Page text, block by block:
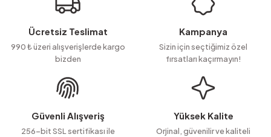
Ürün resmi kalitesiz, bozuk veya görüntülenemiyor.
Ürün açıklamasında eksik bilgiler bulunuyor.
Ürün bilgilerinde hatalar bulunuyor.
Ürün fiyatı diğer sitelerden daha pahalı.
Bu ürüne benzer farklı alternatifler olmalı.
Ücretsiz Teslimat
990 ₺ üzeri alışverişlerde kargo
bizden
Kampanya
Sizin için seçtiğimiz özel
fırsatları kaçırmayın!
Güvenli Alışveriş
256-bit SSL sertifikası ile
Yüksek Kalite
Orjinal, güvenilir ve kaliteli